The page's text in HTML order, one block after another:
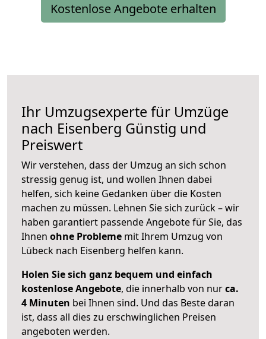
Kostenlose Angebote erhalten
Ihr Umzugsexperte für Umzüge
nach Eisenberg Günstig und
Preiswert
Wir verstehen, dass der Umzug an sich schon
stressig genug ist, und wollen Ihnen dabei
helfen, sich keine Gedanken über die Kosten
machen zu müssen. Lehnen Sie sich zurück – wir
haben garantiert passende Angebote für Sie, das
Ihnen ohne Probleme mit Ihrem Umzug von
Lübeck nach Eisenberg helfen kann.
Holen Sie sich ganz bequem und einfach
kostenlose Angebote, die innerhalb von nurca.
4 Minuten bei Ihnen sind. Und das Beste daran
ist, dass all dies zu erschwinglichen Preisen
angeboten werden.